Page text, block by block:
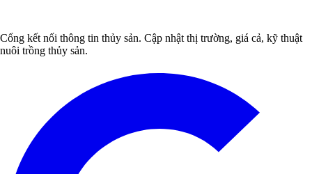
Cổng kết nối thông tin thủy sản. Cập nhật thị trường, giá cả, kỹ thuật
nuôi trồng thủy sản.